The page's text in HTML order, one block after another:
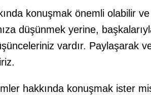
konuşmak önemli olabilir
düşünmek yerine,
vardır. Paylaşarak
hakkında konuşmak ister